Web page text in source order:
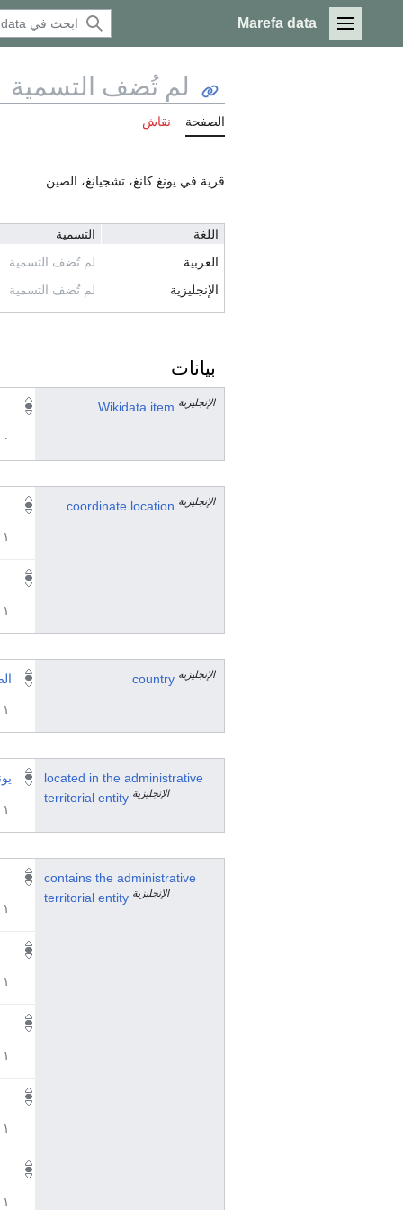
القائمة الرئيسية
Marefa data
لم تُضف التسمية
الصفحة نقاش
قرية في يونغ كانغ، تشجيانغ، الصين
اللغة التسمية
العربية
لم تُضف التسمية
الإنجليزية
لم تُضف التسمية
بيانات
Wikidata item الإنجليزية
٠ مرجع
coordinate location الإنجليزية
١ مراجع
١ مراجع
country الإنجليزية
١ مراجع
located in the administrative
territorial entity الإنجليزية
١ مراجع
contains the administrative
territorial entity الإنجليزية
١ مراجع
١ مراجع
١ مراجع
١ مراجع
١ مراجع